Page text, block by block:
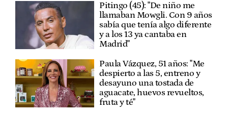
Pitingo (45): "De niño me
llamaban Mowgli. Con 9 años
sabía que tenía algo diferente
y a los 13 ya cantaba en
Madrid"
Paula Vázquez, 51 años: "Me
despierto a las 5, entreno y
desayuno una tostada de
aguacate, huevos revueltos,
fruta y té"